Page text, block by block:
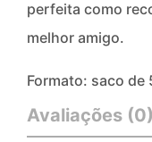
perfeita como
melhor amigo.
Formato: saco de
Avaliações (0)